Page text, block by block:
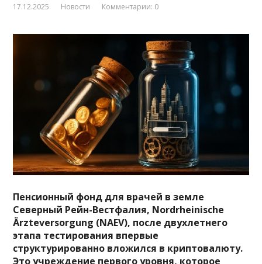
17.12.2025 Новости Комментарии: 0
Пенсионный фонд для врачей в земле
Северный Рейн-Вестфалия, Nordrheinische
Ärzteversorgung (NAEV), после двухлетнего
этапа тестирования впервые
структурированно вложился в криптовалюту.
Это учреждение первого уровня, которое